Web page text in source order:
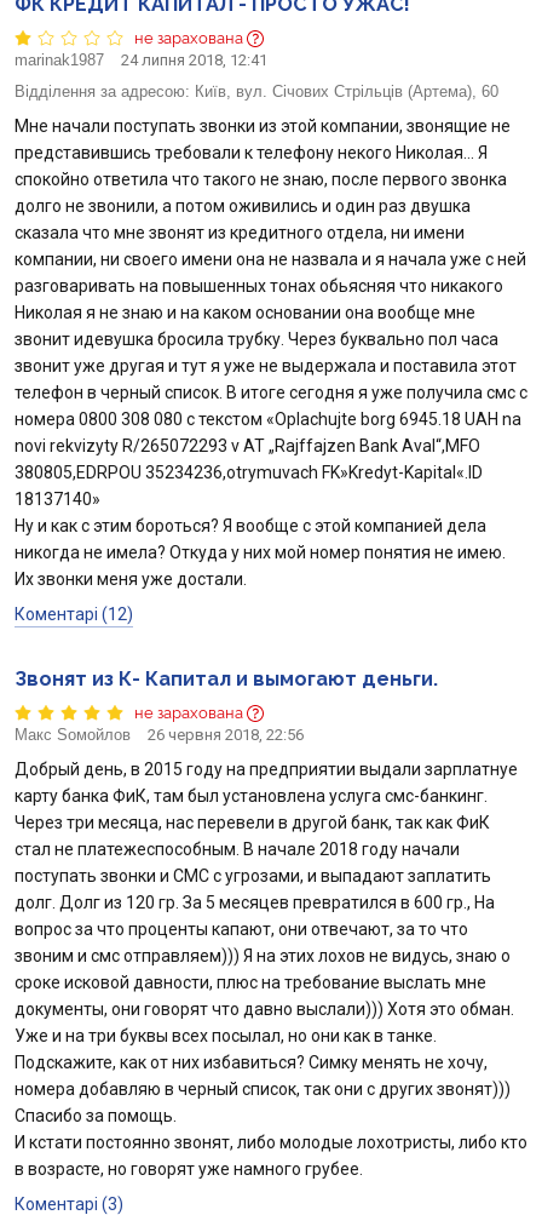
не зарахована
marinak1987
24 липня 2018, 12:41
Відділення за адресою: Київ, вул. Січових Стрільців (Артема), 60
Мне начали поступать звонки из этой компании, звонящие не
представившись требовали к телефону некого Николая… Я
спокойно ответила что такого не знаю, после первого звонка
долго не звонили, а потом оживились и один раз двушка
сказала что мне звонят из кредитного отдела, ни имени
компании, ни своего имени она не назвала и я начала уже с ней
разговаривать на повышенных тонах обьясняя что никакого
Николая я не знаю и на каком основании она вообще мне
звонит идевушка бросила трубку. Через буквально пол часа
звонит уже другая и тут я уже не выдержала и поставила этот
телефон в черный список. В итоге сегодня я уже получила смс с
номера 0800 308 080 с текстом «Oplachujte borg 6945.18 UAH na
novi rekvizyty R/265072293 v AT „Rajffajzen Bank Aval“,MFO
380805,EDRPOU 35234236,otrymuvach FK»Kredyt-Kapital«.ІD
18137140»
Ну и как с этим бороться? Я вообще с этой компанией дела
никогда не имела? Откуда у них мой номер понятия не имею.
Их звонки меня уже достали.
Коментарі (12)
Звонят из К- Капитал и вымогают деньги.
не зарахована
Макс Soмойлов
26 червня 2018, 22:56
Добрый день, в 2015 году на предприятии выдали зарплатнуе
карту банка ФиК, там был установлена услуга смс-банкинг.
Через три месяца, нас перевели в другой банк, так как ФиК
стал не платежеспособным. В начале 2018 году начали
поступать звонки и СМС с угрозами, и выпадают заплатить
долг. Долг из 120 гр. За 5 месяцев превратился в 600 гр., На
вопрос за что проценты капают, они отвечают, за то что
звоним и смс отправляем))) Я на этих лохов не видусь, знаю о
сроке исковой давности, плюс на требование выслать мне
документы, они говорят что давно выслали))) Хотя это обман.
Уже и на три буквы всех посылал, но они как в танке.
Подскажите, как от них избавиться? Симку менять не хочу,
номера добавляю в черный список, так они с других звонят)))
Спасибо за помощь.
И кстати постоянно звонят, либо молодые лохотристы, либо кто
в возрасте, но говорят уже намного грубее.
Коментарі (3)